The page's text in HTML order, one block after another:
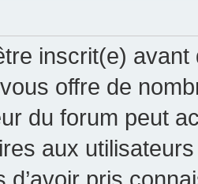
inscrit(e) avant
offre de
du forum peut
aux